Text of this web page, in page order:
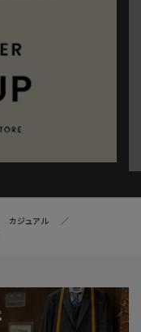
カジュアル